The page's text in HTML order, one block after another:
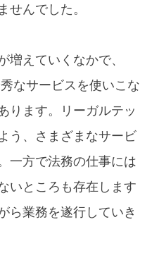
せんでした。
増えていくなかで、
なサービスを使いこな
ります。リーガルテッ
う、さまざまなサービ
一方で法務の仕事には
いところも存在します
ら業務を遂行していき